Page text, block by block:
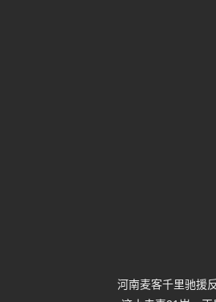
河南麦客千里驰援